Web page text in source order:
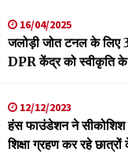
16/04/2025
जलोड़ी जोत टनल के लिए
DPR केंद्र को स्वीकृति
12/12/2023
हंस फाउंडेशन ने
शिक्षा ग्रहण कर रहे